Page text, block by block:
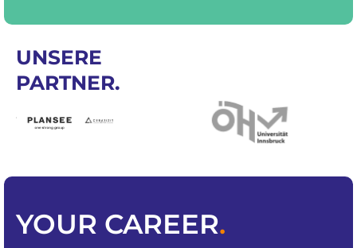
UNSERE
PARTNER.
YOUR CAREER.